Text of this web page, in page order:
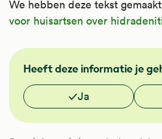
We hebben deze tekst
voor huisartsen over
NHG
Heeft deze informatie je
Vond je deze informatie nuttig?
Ja